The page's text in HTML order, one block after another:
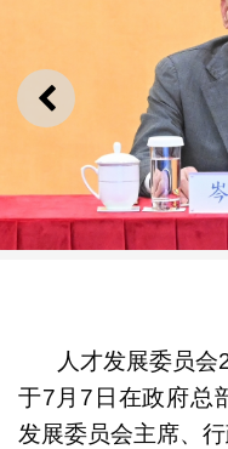
上一则
人才发展委员
于7月7日在政府总
发展委员会主席、